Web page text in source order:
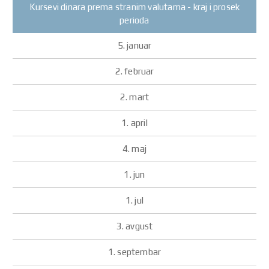
Kursevi dinara prema stranim valutama - kraj i prosek
perioda